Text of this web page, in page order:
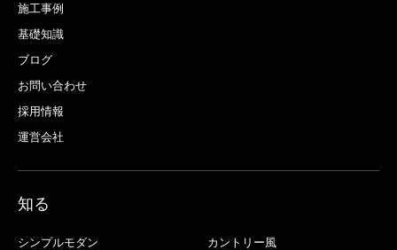
施工事例
基礎知識
ブログ
お問い合わせ
採用情報
運営会社
知る
シンプルモダン
カントリー風